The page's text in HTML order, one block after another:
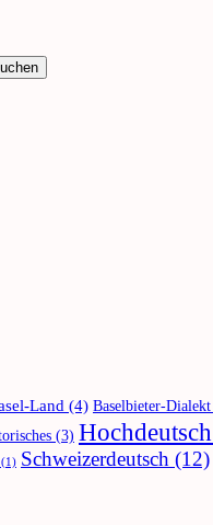
Land (4) Baselbieter-Dialekt
(3) Hochdeutsch
(1) Schweizerdeutsch (12)